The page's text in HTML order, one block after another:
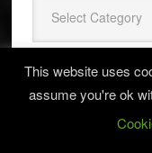
This website uses
assume you're ok